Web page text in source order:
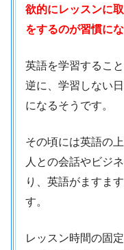
欲的にレッスンに
をするのが習慣に
英語を学習するこ
逆に、学習しない
になるそうです。
その頃には英語の
人との会話やビジ
り、英語がますま
す。
レッスン時間の固